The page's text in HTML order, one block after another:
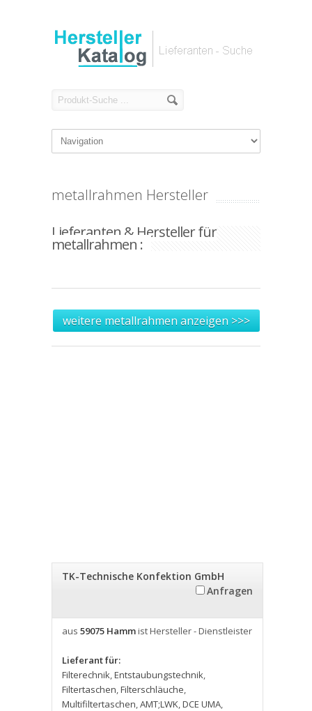
metallrahmen Hersteller
Lieferanten & Hersteller für
metallrahmen :
weitere metallrahmen anzeigen >>>
TK-Technische Konfektion GmbH
Anfragen
aus 59075 Hammist Hersteller - Dienstleister
Lieferant für:
Filterechnik,Entstaubungstechnik,
Filtertaschen,Filterschläuche,
Multifiltertaschen,AMT;LWK,DCE UMA,